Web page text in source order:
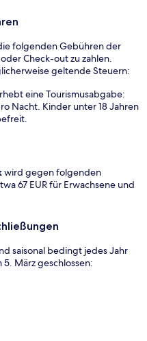
folgenden Gebühren der
Check-out zu zahlen.
geltende Steuern:
eine Tourismusabgabe:
Nacht. Kinder unter 18 Jahren
wird gegen folgenden
67 EUR für Erwachsene und
saisonal bedingt jedes Jahr
März geschlossen: